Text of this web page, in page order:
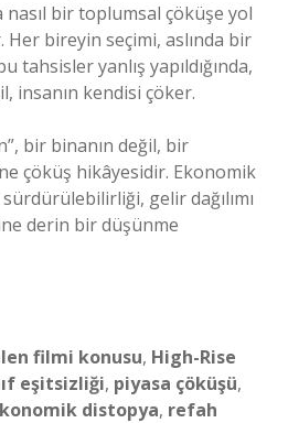
nasıl bir toplumsal çöküşe yol
bireyin seçimi, aslında bir
tahsisler yanlış yapıldığında,
insanın kendisi çöker.
bir binanın değil, bir
çöküş hikâyesidir. Ekonomik
gelir dağılımı
derin bir düşünme
filmi konusu, High-Rise
eşitsizliği, piyasa çöküşü,
distopya, refah